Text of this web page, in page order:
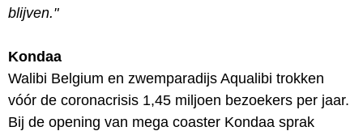
blijven."
Kondaa
Walibi Belgium en zwemparadijs Aqualibi trokken
vóór de coronacrisis 1,45 miljoen bezoekers per jaar.
Bij de opening van mega coaster Kondaa sprak